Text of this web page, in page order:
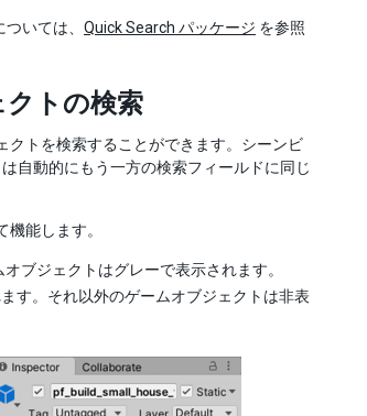
いては、 Quick Search パッケージ を参照
トの検索
クトを検索することができます。シーンビ
自動的にもう一方の検索フィールドに同じ
能します。
ブジェクトはグレーで表示されます。
す。それ以外のゲームオブジェクトは非表